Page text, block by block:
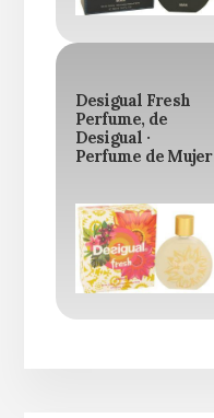
Desigual Fresh
Perfume, de
Desigual ·
Perfume de Mujer